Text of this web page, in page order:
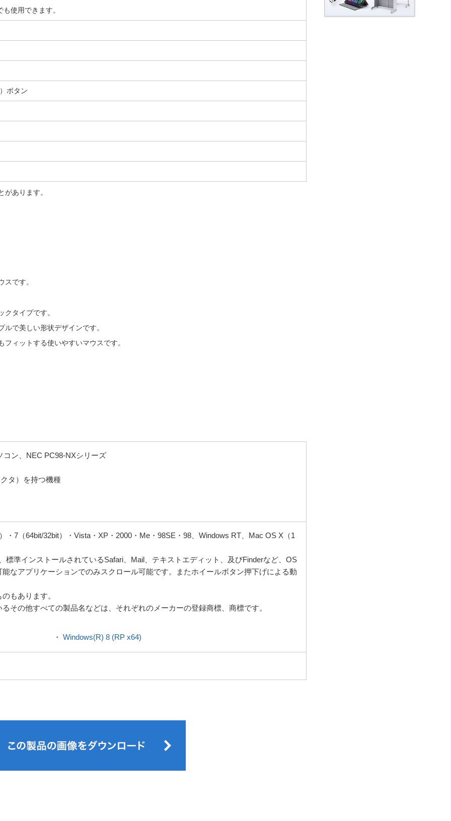
使用できます。
ボタン
あります。
です。
タイプです。
で美しい形状デザインです。
ィットする使いやすいマウスです。
ン、NEC PC98-NXシリーズ
タ）を持つ機種
・7（64bit/32bit）・Vista・XP・2000・Me・98SE・98、Windows RT、Mac OS X（1
準インストールされているSafari、Mail、テキストエディット、及びFinderなど、OS
なアプリケーションでのみスクロール可能です。またホイールボタン押下げによる動
もあります。
その他すべての製品名などは、それぞれのメーカーの登録商標、商標です。
・ Windows(R) 8 (RP x64)